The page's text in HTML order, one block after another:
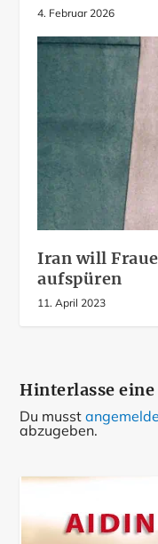
4. Februar 2026
Iran will
aufspüren
11. April 2023
Hinterlasse
Du musst
abzugeben.